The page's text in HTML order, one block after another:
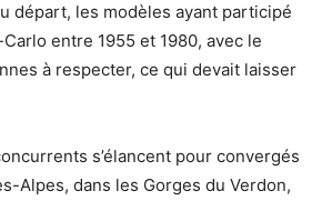
départ, les modèles ayant participé
entre 1955 et 1980, avec le
à respecter, ce qui devait laisser
s’élancent pour convergés
Alpes, dans les Gorges du Verdon,